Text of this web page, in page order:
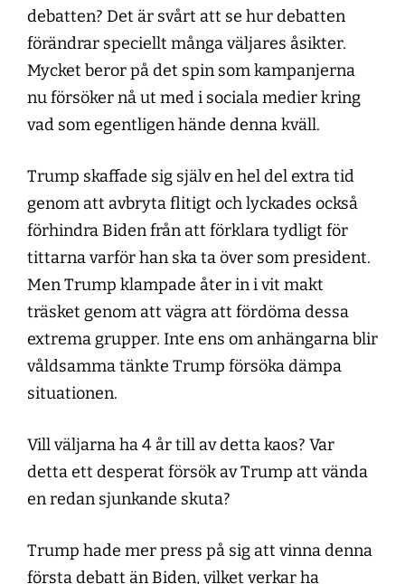
debatten? Det är svårt att se hur debatten
förändrar speciellt många väljares åsikter.
Mycket beror på det spin som kampanjerna
nu försöker nå ut med i sociala medier kring
vad som egentligen hände denna kväll.
Trump skaffade sig själv en hel del extra tid
genom att avbryta flitigt och lyckades också
förhindra Biden från att förklara tydligt för
tittarna varför han ska ta över som president.
Men Trump klampade åter in i vit makt
träsket genom att vägra att fördöma dessa
extrema grupper. Inte ens om anhängarna blir
våldsamma tänkte Trump försöka dämpa
situationen.
Vill väljarna ha 4 år till av detta kaos? Var
detta ett desperat försök av Trump att vända
en redan sjunkande skuta?
Trump hade mer press på sig att vinna denna
första debatt än Biden, vilket verkar ha